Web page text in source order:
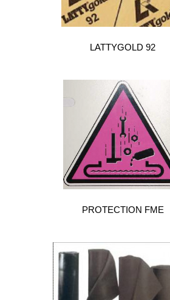
LATTYGOLD 92
PROTECTION FME